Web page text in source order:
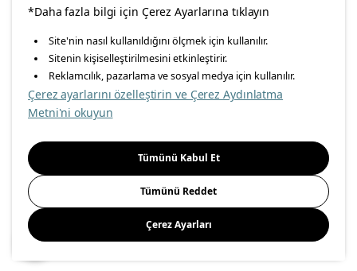
facebooktwitterinstagrampinterestyoutube
linkedin
Energy Policy Information Security Policy
Food Safety Policy
Important Notice Privacy Agreement Personal Data Protection
Cookie Policy
© Inter IKEA Systems B.V 1999-
Select Location
Please select to see the content specific to your delivery
location for your orders from Online Store.
Select a city first
Please select
Save
*Daha fazla bilgi için Çerez Ayarlarına tıklayın
Site'nin nasıl kullanıldığını ölçmek için kullanılır.
Sitenin kişiselleştirilmesini etkinleştirir.
Reklamcılık, pazarlama ve sosyal medya için kullanılır.
Çerez ayarlarını özelleştirin ve Çerez Aydınlatma
Metni'ni okuyun
Tümünü Kabul Et
Tümünü Reddet
Çerez Ayarları